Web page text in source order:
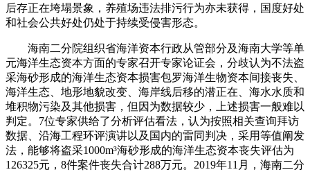
后存正在垮塌景象，养殖场违法排污行为亦未获得，国度好处
和社会公共好处仍处于持续受侵害形态。
海南二分院组织省海洋资本行政从管部分及海南大学等单
元海洋生态资本方面的专家召开专家论证会，分歧认为不法盗
采海砂形成的海洋生态资本损害包罗海洋生物资本间接丧失、
海洋生态、地形地貌改变、海岸线后移的潜正在、海水水质和
堆积物污染及其他损害，但因为数据较少，上述损害一般难以
判定。7位专家供给了分析评估看法，认为按照相关查询拜访
数据、沿海工程环评演讲以及国内的雷同判决，采用等值阐发
法，能够将盗采1000m³海砂形成的海洋生态资本丧失评估为
126325元，8件案件丧失合计288万元。2019年11月，海南二分